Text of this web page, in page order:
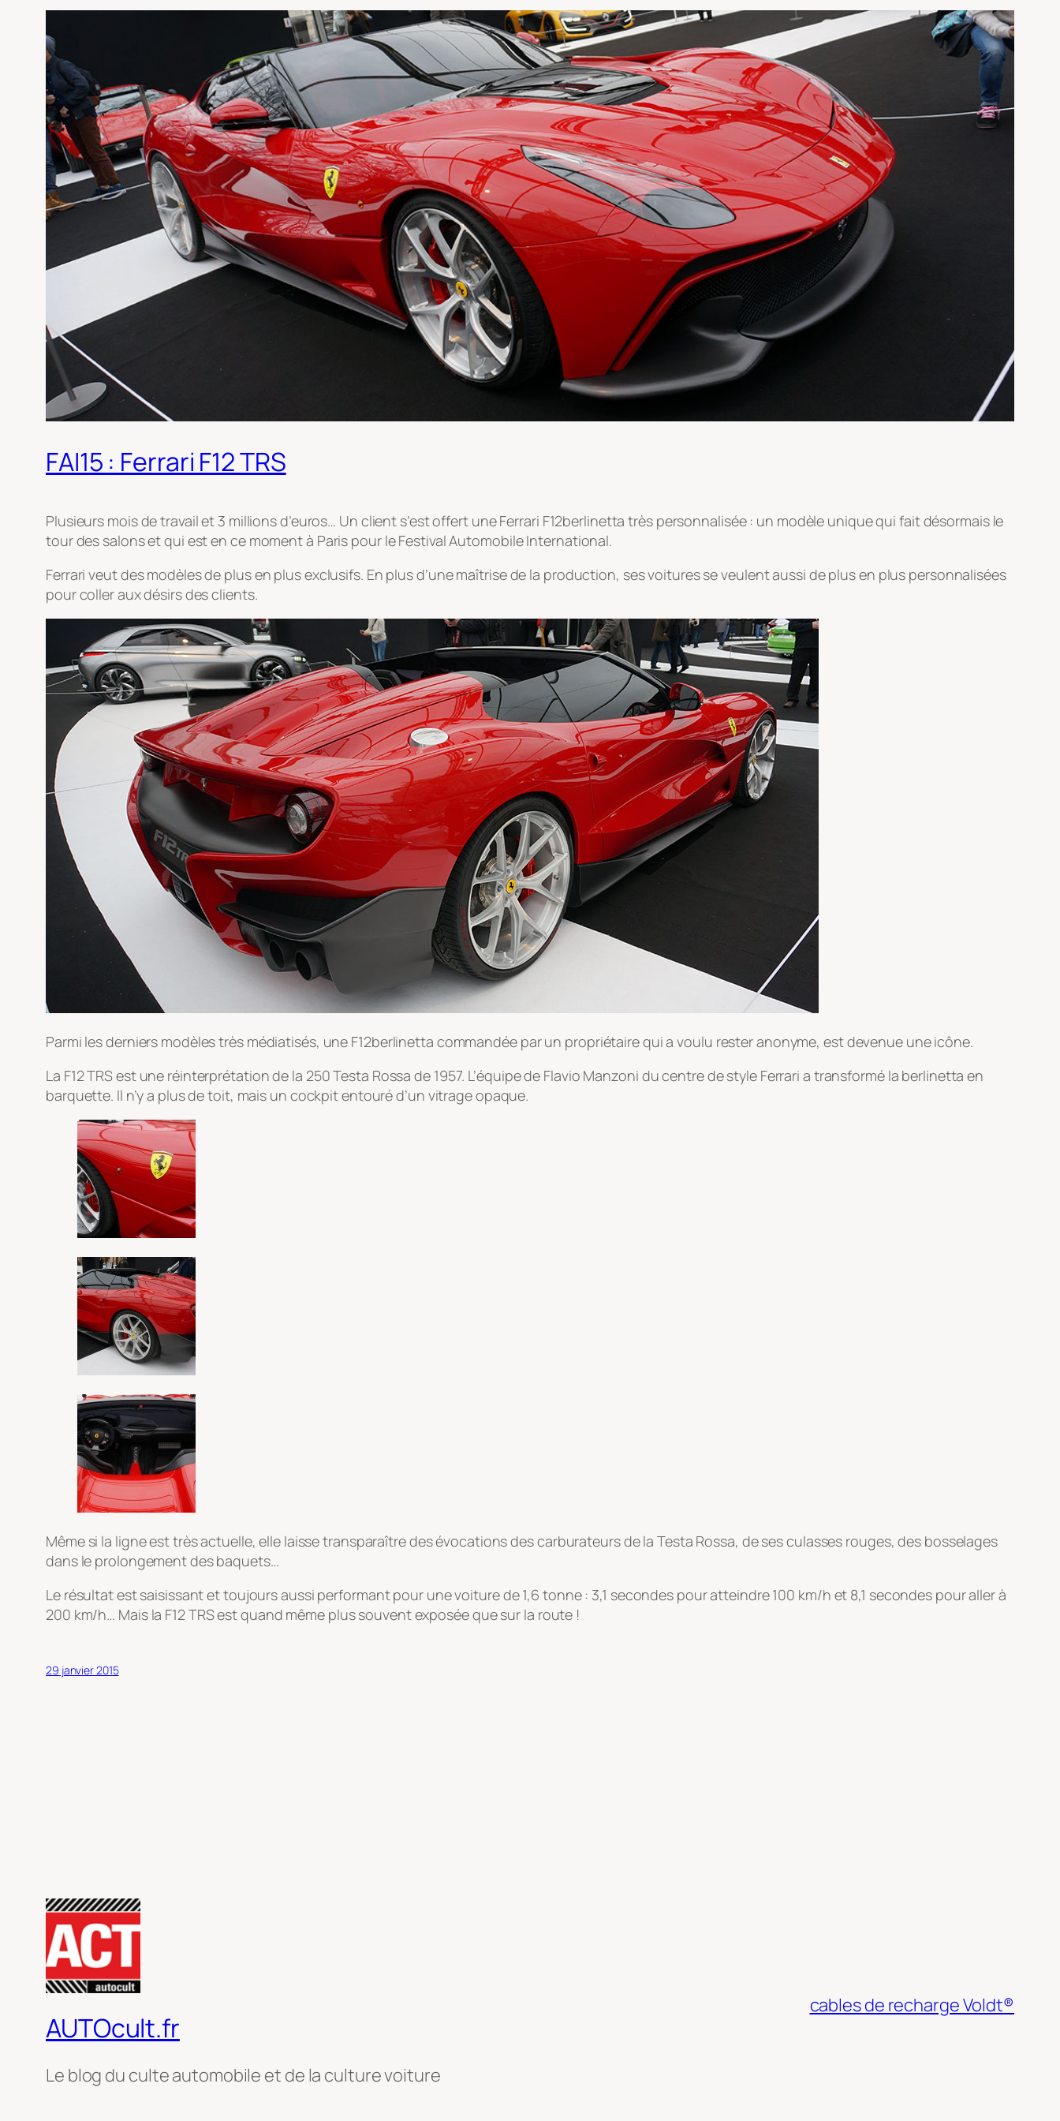
FAI15 : Ferrari F12 TRS
Plusieurs mois de travail et 3 millions d’euros… Un client s’est offert une Ferrari F12berlinetta très personnalisée : un modèle unique qui fait désormais le
tour des salons et qui est en ce moment à Paris pour le Festival Automobile International.
Ferrari veut des modèles de plus en plus exclusifs. En plus d’une maîtrise de la production, ses voitures se veulent aussi de plus en plus personnalisées
pour coller aux désirs des clients.
Parmi les derniers modèles très médiatisés, une F12berlinetta commandée par un propriétaire qui a voulu rester anonyme, est devenue une icône.
La F12 TRS est une réinterprétation de la 250 Testa Rossa de 1957. L’équipe de Flavio Manzoni du centre de style Ferrari a transformé la berlinetta en
barquette. Il n’y a plus de toit, mais un cockpit entouré d’un vitrage opaque.
Même si la ligne est très actuelle, elle laisse transparaître des évocations des carburateurs de la Testa Rossa, de ses culasses rouges, des bosselages
dans le prolongement des baquets…
Le résultat est saisissant et toujours aussi performant pour une voiture de 1,6 tonne : 3,1 secondes pour atteindre 100 km/h et 8,1 secondes pour aller à
200 km/h… Mais la F12 TRS est quand même plus souvent exposée que sur la route !
29 janvier 2015
AUTOcult.fr
Le blog du culte automobile et de la culture voiture
cables de recharge Voldt®